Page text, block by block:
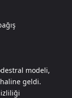
modeli,
geldi.